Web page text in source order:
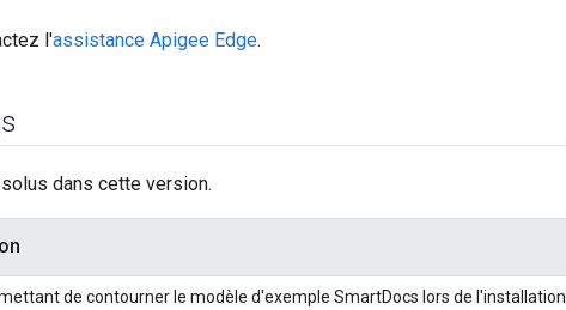
l'assistance Apigee Edge.
dans cette version.
de contourner le modèle d'exemple SmartDocs lors de l'installation.